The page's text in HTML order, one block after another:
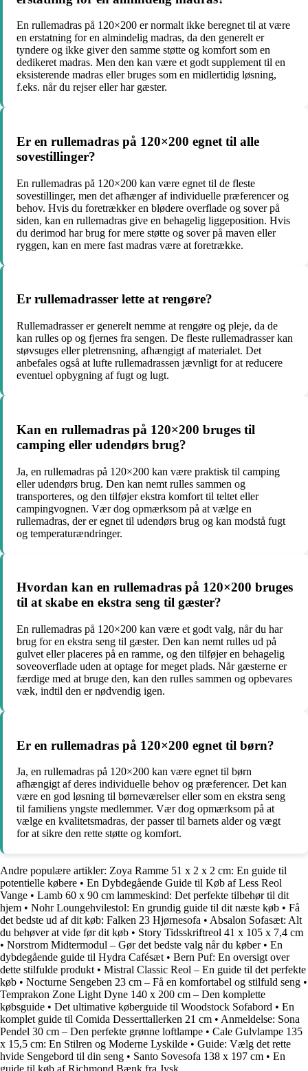
En rullemadras på 120×200 er normalt ikke beregnet til at være
en erstatning for en almindelig madras, da den generelt er
tyndere og ikke giver den samme støtte og komfort som en
dedikeret madras. Men den kan være et godt supplement til en
eksisterende madras eller bruges som en midlertidig løsning,
f.eks. når du rejser eller har gæster.
Er en rullemadras på 120×200 egnet til alle
sovestillinger?
En rullemadras på 120×200 kan være egnet til de fleste
sovestillinger, men det afhænger af individuelle præferencer og
behov. Hvis du foretrækker en blødere overflade og sover på
siden, kan en rullemadras give en behagelig liggeposition. Hvis
du derimod har brug for mere støtte og sover på maven eller
ryggen, kan en mere fast madras være at foretrække.
Er rullemadrasser lette at rengøre?
Rullemadrasser er generelt nemme at rengøre og pleje, da de
kan rulles op og fjernes fra sengen. De fleste rullemadrasser kan
støvsuges eller pletrensning, afhængigt af materialet. Det
anbefales også at lufte rullemadrassen jævnligt for at reducere
eventuel opbygning af fugt og lugt.
Kan en rullemadras på 120×200 bruges til
camping eller udendørs brug?
Ja, en rullemadras på 120×200 kan være praktisk til camping
eller udendørs brug. Den kan nemt rulles sammen og
transporteres, og den tilføjer ekstra komfort til teltet eller
campingvognen. Vær dog opmærksom på at vælge en
rullemadras, der er egnet til udendørs brug og kan modstå fugt
og temperaturændringer.
Hvordan kan en rullemadras på 120×200 bruges
til at skabe en ekstra seng til gæster?
En rullemadras på 120×200 kan være et godt valg, når du har
brug for en ekstra seng til gæster. Den kan nemt rulles ud på
gulvet eller placeres på en ramme, og den tilføjer en behagelig
soveoverflade uden at optage for meget plads. Når gæsterne er
færdige med at bruge den, kan den rulles sammen og opbevares
væk, indtil den er nødvendig igen.
Er en rullemadras på 120×200 egnet til børn?
Ja, en rullemadras på 120×200 kan være egnet til børn
afhængigt af deres individuelle behov og præferencer. Det kan
være en god løsning til børneværelser eller som en ekstra seng
til familiens yngste medlemmer. Vær dog opmærksom på at
vælge en kvalitetsmadras, der passer til barnets alder og vægt
for at sikre den rette støtte og komfort.
Andre populære artikler: Zoya Ramme 51 x 2 x 2 cm: En guide til
potentielle købere • En Dybdegående Guide til Køb af Less Reol
Vange • Lamb 60 x 90 cm lammeskind: Det perfekte tilbehør til dit
hjem • Nohr Loungehvilestol: En grundig guide til dit næste køb • Få
det bedste ud af dit køb: Falken 23 Hjørnesofa • Absalon Sofasæt: Alt
du behøver at vide før dit køb • Story Tidsskriftreol 41 x 105 x 7,4 cm
• Norstrom Midtermodul – Gør det bedste valg når du køber• En
dybdegående guide til Hydra Cafésæt• Bern Puf: En oversigt over
dette stilfulde produkt• Mistral Classic Reol – En guide til det perfekte
køb • Nocturne Sengeben 23 cm – Få en komfortabel og stilfuld seng •
Temprakon Zone Light Dyne 140 x 200 cm – Den komplette
købsguide • Det ultimative køberguide til Woodstock Sofabord • En
komplet guide til Comida Desserttallerken 21 cm • Anmeldelse: Sona
Pendel 30 cm – Den perfekte grønne loftlampe • Cale Gulvlampe 135
x 15,5 cm: En Stilren og Moderne Lyskilde • Guide: Vælg det rette
hvide Sengebord til din seng • Santo Sovesofa 138 x 197 cm • En